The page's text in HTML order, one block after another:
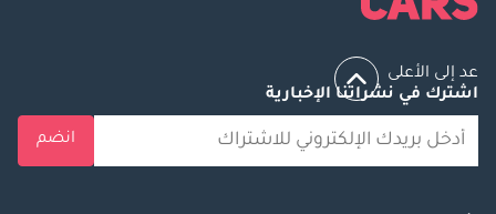
عد إلى الأعلى
اشترك في نشراتنا الإخبارية
انضم